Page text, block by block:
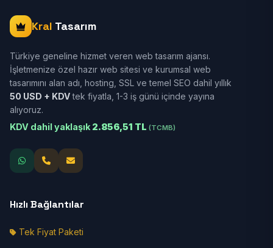
Kral Tasarım
Türkiye geneline hizmet veren web tasarım ajansı.
İşletmenize özel hazır web sitesi ve kurumsal web
tasarımını alan adı, hosting, SSL ve temel SEO dahil yıllık
50 USD + KDVtek fiyatla, 1-3 iş günü içinde yayına
alıyoruz.
KDV dahil yaklaşık 2.856,51 TL (TCMB)
Hızlı Bağlantılar
Tek Fiyat Paketi